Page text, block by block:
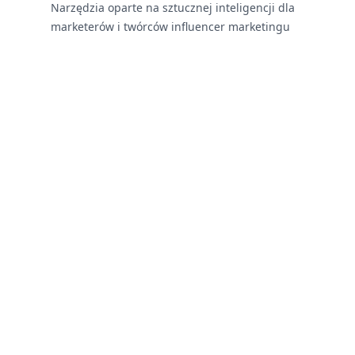
Narzędzia oparte na sztucznej inteligencji dla
marketerów i twórców influencer marketingu